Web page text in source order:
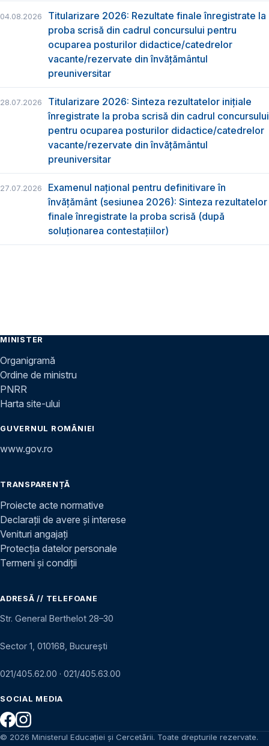
04.08.2026
Titularizare 2026: Rezultate finale înregistrate la
proba scrisă din cadrul concursului pentru
ocuparea posturilor didactice/catedrelor
vacante/rezervate din învăţământul
preuniversitar
28.07.2026
Titularizare 2026: Sinteza rezultatelor inițiale
înregistrate la proba scrisă din cadrul concursului
pentru ocuparea posturilor didactice/catedrelor
vacante/rezervate din învăţământul
preuniversitar
27.07.2026
Examenul național pentru definitivare în
învățământ (sesiunea 2026): Sinteza rezultatelor
finale înregistrate la proba scrisă (după
soluționarea contestațiilor)
MINISTER
Organigramă
Ordine de ministru
PNRR
Harta site-ului
GUVERNUL ROMÂNIEI
www.gov.ro
TRANSPARENȚĂ
Proiecte acte normative
Declarații de avere și interese
Venituri angajați
Protecția datelor personale
Termeni și condiții
ADRESĂ // TELEFOANE
Str. General Berthelot 28–30
Sector 1, 010168, București
021/405.62.00 · 021/405.63.00
SOCIAL MEDIA
© 2026 Ministerul Educației și Cercetării. Toate drepturile rezervate.